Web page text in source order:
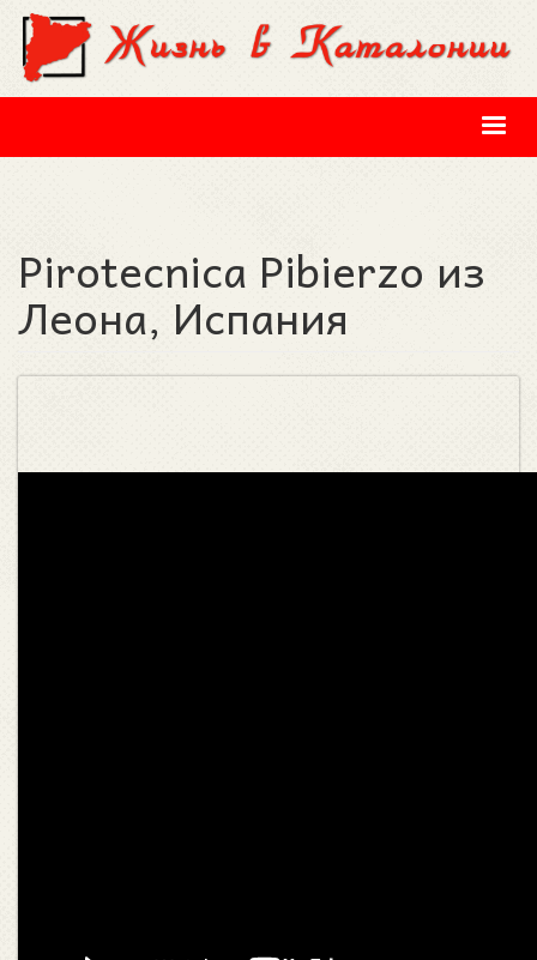
Перейти к основному содержанию
Pirotecnica Pibierzo из
Леона, Испания